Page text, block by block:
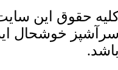
حقوق این
خوشحال